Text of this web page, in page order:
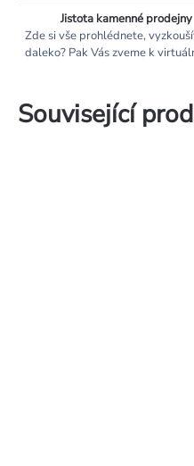
Jistota kamenné prodejny
Zde si vše prohlédnete,
daleko? Pak Vás zveme k
Související